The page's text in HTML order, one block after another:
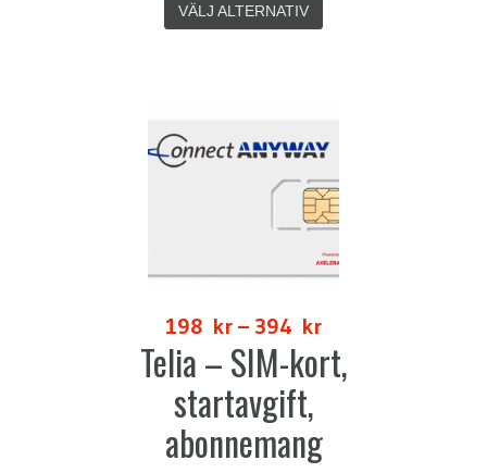
VÄLJ ALTERNATIV
198 kr – 394 kr
Telia – SIM-kort,
startavgift,
abonnemang